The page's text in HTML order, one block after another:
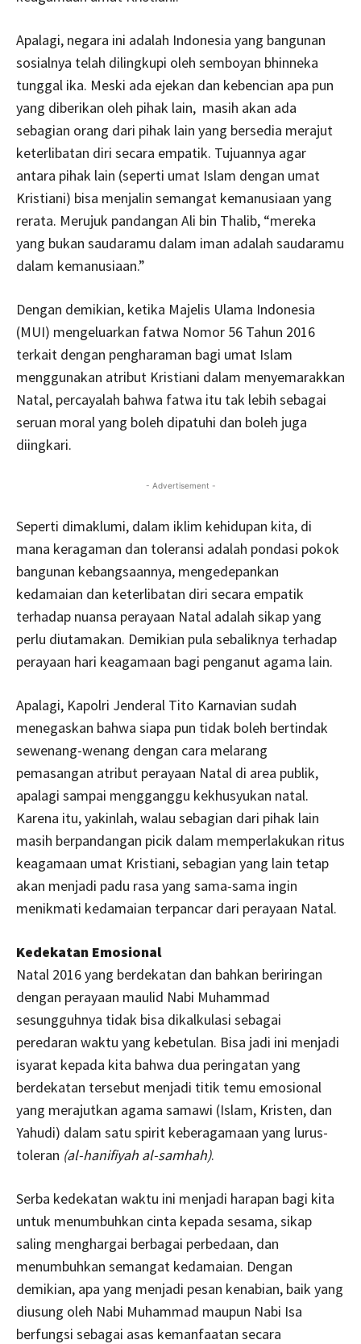
Apalagi, negara ini adalah Indonesia yang bangunan
sosialnya telah dilingkupi oleh semboyan bhinneka
tunggal ika. Meski ada ejekan dan kebencian apa pun
yang diberikan oleh pihak lain, masih akan ada
sebagian orang dari pihak lain yang bersedia merajut
keterlibatan diri secara empatik. Tujuannya agar
antara pihak lain (seperti umat Islam dengan umat
Kristiani) bisa menjalin semangat kemanusiaan yang
rerata. Merujuk pandangan Ali bin Thalib, “mereka
yang bukan saudaramu dalam iman adalah saudaramu
dalam kemanusiaan.”
Dengan demikian, ketika Majelis Ulama Indonesia
(MUI) mengeluarkan fatwa Nomor 56 Tahun 2016
terkait dengan pengharaman bagi umat Islam
menggunakan atribut Kristiani dalam menyemarakkan
Natal, percayalah bahwa fatwa itu tak lebih sebagai
seruan moral yang boleh dipatuhi dan boleh juga
diingkari.
- Advertisement -
Seperti dimaklumi, dalam iklim kehidupan kita, di
mana keragaman dan toleransi adalah pondasi pokok
bangunan kebangsaannya, mengedepankan
kedamaian dan keterlibatan diri secara empatik
terhadap nuansa perayaan Natal adalah sikap yang
perlu diutamakan. Demikian pula sebaliknya terhadap
perayaan hari keagamaan bagi penganut agama lain.
Apalagi, Kapolri Jenderal Tito Karnavian sudah
menegaskan bahwa siapa pun tidak boleh bertindak
sewenang-wenang dengan cara melarang
pemasangan atribut perayaan Natal di area publik,
apalagi sampai mengganggu kekhusyukan natal.
Karena itu, yakinlah, walau sebagian dari pihak lain
masih berpandangan picik dalam memperlakukan ritus
keagamaan umat Kristiani, sebagian yang lain tetap
akan menjadi padu rasa yang sama-sama ingin
menikmati kedamaian terpancar dari perayaan Natal.
Kedekatan Emosional
Natal 2016 yang berdekatan dan bahkan beriringan
dengan perayaan maulid Nabi Muhammad
sesungguhnya tidak bisa dikalkulasi sebagai
peredaran waktu yang kebetulan. Bisa jadi ini menjadi
isyarat kepada kita bahwa dua peringatan yang
berdekatan tersebut menjadi titik temu emosional
yang merajutkan agama samawi (Islam, Kristen, dan
Yahudi) dalam satu spirit keberagamaan yang lurus-
toleran (al-hanifiyah al-samhah).
Serba kedekatan waktu ini menjadi harapan bagi kita
untuk menumbuhkan cinta kepada sesama, sikap
saling menghargai berbagai perbedaan, dan
menumbuhkan semangat kedamaian. Dengan
demikian, apa yang menjadi pesan kenabian, baik yang
diusung oleh Nabi Muhammad maupun Nabi Isa
berfungsi sebagai asas kemanfaatan secara